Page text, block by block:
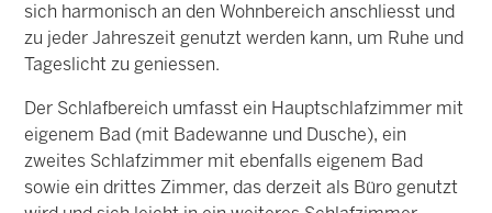
sich harmonisch an den Wohnbereich anschliesst und
zu jeder Jahreszeit genutzt werden kann, um Ruhe und
Tageslicht zu geniessen.
Der Schlafbereich umfasst ein Hauptschlafzimmer mit
eigenem Bad (mit Badewanne und Dusche), ein
zweites Schlafzimmer mit ebenfalls eigenem Bad
sowie ein drittes Zimmer, das derzeit als Büro genutzt